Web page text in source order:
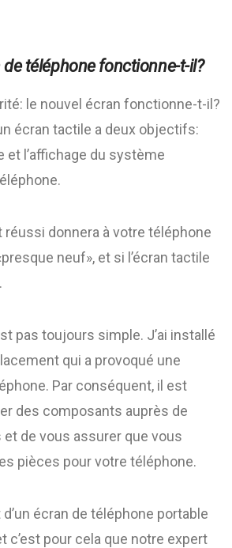
de téléphone fonctionne-t-il?
le nouvel écran fonctionne-t-il?
écran tactile a deux objectifs:
et l’affichage du système
réussi donnera à votre téléphone
neuf», et si l’écran tactile
pas toujours simple. J’ai installé
qui a provoqué une
Par conséquent, il est
des composants auprès de
de vous assurer que vous
pièces pour votre téléphone.
écran de téléphone portable
c’est pour cela que notre expert